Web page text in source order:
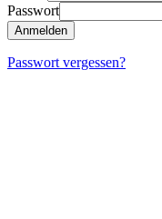
Passwort
Anmelden
Passwort vergessen?